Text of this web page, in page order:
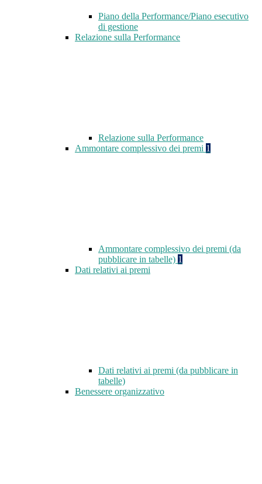
Piano della Performance/Piano esecutivo
di gestione
Relazione sulla Performance
Relazione sulla Performance
Ammontare complessivo dei premi 1
Ammontare complessivo dei premi (da
pubblicare in tabelle) 1
Dati relativi ai premi
Dati relativi ai premi (da pubblicare in
tabelle)
Benessere organizzativo